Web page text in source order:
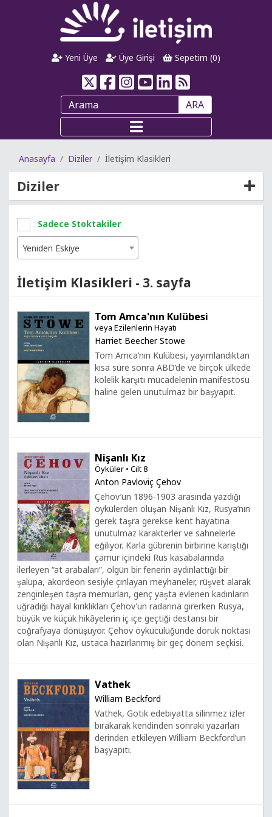
Yeni Üye Üye Girişi Sepetim (0)
ARA
Anasayfa Diziler İletişim Klasikleri
Diziler
Sadece Stoktakiler
Yeniden Eskiye
İletişim Klasikleri - 3. sayfa
Tom Amca'nın Kulübesi
veya Ezilenlerin Hayatı
Harriet Beecher Stowe
Tom Amca’nın Kulübesi, yayımlandıktan
kısa süre sonra ABD’de ve birçok ülkede
kölelik karşıtı mücadelenin manifestosu
haline gelen unutulmaz bir başyapıt.
Nişanlı Kız
Öyküler • Cilt 8
Anton Pavloviç Çehov
Çehov’un 1896-1903 arasında yazdığı
öykülerden oluşan Nişanlı Kız, Rusya’nın
gerek taşra gerekse kent hayatına
unutulmaz karakterler ve sahnelerle
eğiliyor. Karla gübrenin birbirine karıştığı
çamur içindeki Rus kasabalarında
ilerleyen “at arabaları”, ölgün bir fenerin aydınlattığı bir
şalupa, akordeon sesiyle çınlayan meyhaneler, rüşvet alarak
zenginleşen taşra memurları, genç yaşta evlenen kadınların
uğradığı hayal kırıklıkları Çehov’un radarına girerken Rusya,
büyük ve küçük hikâyelerin iç içe geçtiği destansı bir
coğrafyaya dönüşüyor. Çehov öykücülüğünde doruk noktası
olan Nişanlı Kız, ustaca hazırlanmış bir geç dönem seçkisi.
Vathek
William Beckford
Vathek, Gotik edebiyatta silinmez izler
bırakarak kendinden sonraki yazarları
derinden etkileyen William Beckford’un
başyapıtı.